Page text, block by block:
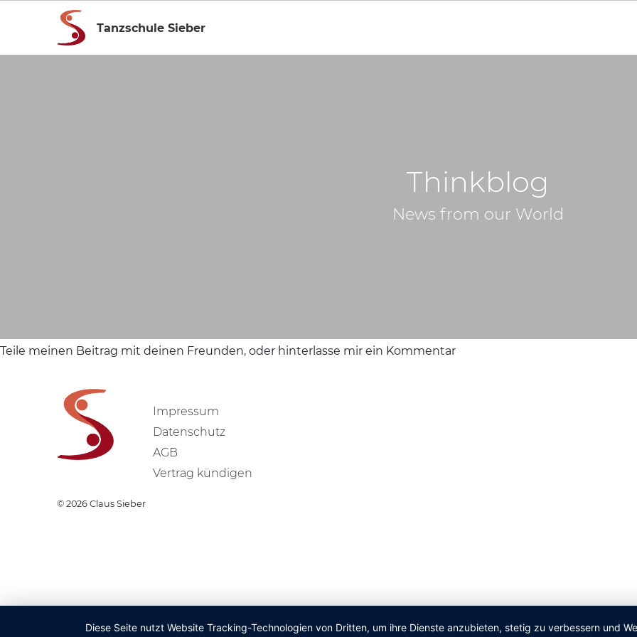
Tanzschule Sieber
Thinkblog
News from our World
Teile meinen Beitrag mit deinen Freunden, oder hinterlasse mir ein Kommentar
Impressum
Datenschutz
AGB
Vertrag kündigen
© 2026 Claus Sieber
Diese Seite nutzt Website Tracking-Technologien von Dritten, um ihre Dienste anzubieten, stetig zu verbessern und